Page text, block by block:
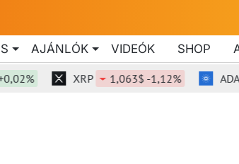
AJÁNLÓK VIDEÓK SHOP
XRP 1,063$ -1,12% ADA